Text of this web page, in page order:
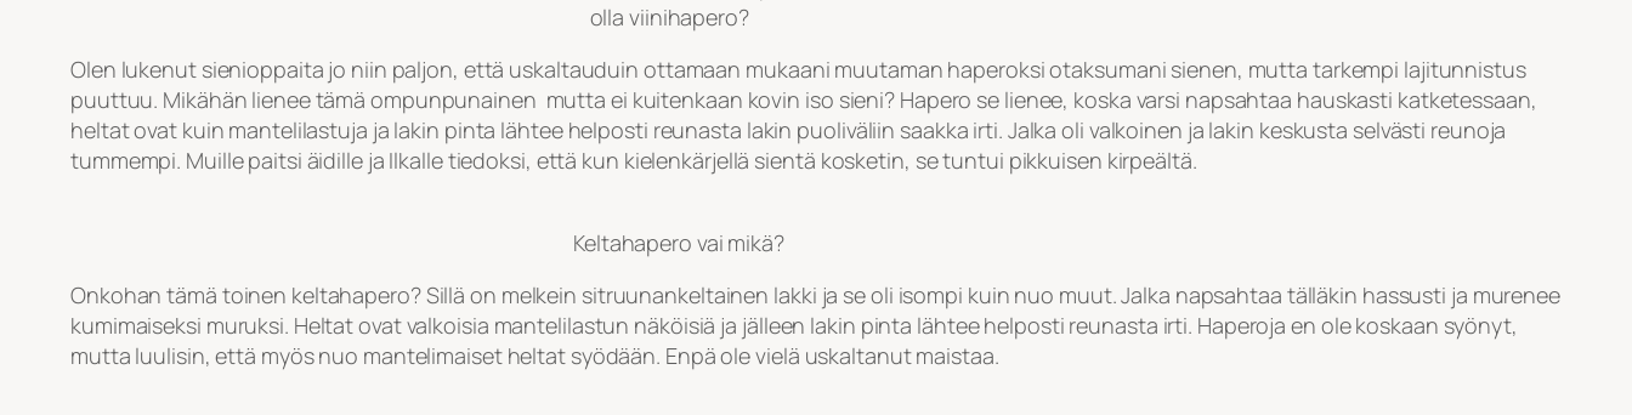
olla viinihapero?
Olen lukenut sienioppaita jo niin paljon, että uskaltauduin ottamaan mukaani muutaman haperoksi otaksumani sienen, mutta tarkempi lajitunnistus
puuttuu. Mikähän lienee tämä ompunpunainen mutta ei kuitenkaan kovin iso sieni? Hapero se lienee, koska varsi napsahtaa hauskasti katketessaan,
heltat ovat kuin mantelilastuja ja lakin pinta lähtee helposti reunasta lakin puoliväliin saakka irti. Jalka oli valkoinen ja lakin keskusta selvästi reunoja
tummempi. Muille paitsi äidille ja Ilkalle tiedoksi, että kun kielenkärjellä sientä kosketin, se tuntui pikkuisen kirpeältä.
Keltahapero vai mikä?
Onkohan tämä toinen keltahapero? Sillä on melkein sitruunankeltainen lakki ja se oli isompi kuin nuo muut. Jalka napsahtaa tälläkin hassusti ja murenee
kumimaiseksi muruksi. Heltat ovat valkoisia mantelilastun näköisiä ja jälleen lakin pinta lähtee helposti reunasta irti. Haperoja en ole koskaan syönyt,
mutta luulisin, että myös nuo mantelimaiset heltat syödään. Enpä ole vielä uskaltanut maistaa.